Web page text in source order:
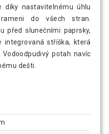
díky nastavitelnému úhlu
do všech stran.
před slunečními paprsky,
integrovaná stříška, která
potah navíc
dešti.